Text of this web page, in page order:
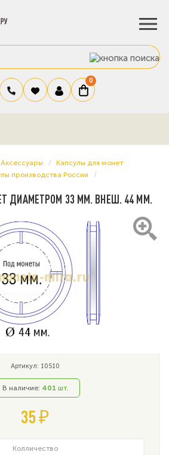
0
Аксессуары
Капсулы для монет
производства России
ДИАМЕТРОМ 33 ММ. ВНЕШ. 44 ММ.
Артикул: 10510
В наличие: 401 шт.
35 ₽
Колличество